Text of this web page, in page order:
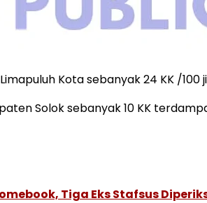
Kota sebanyak 24 KK /
Solok sebanyak 10 KK
Tiga Eks Stafsus